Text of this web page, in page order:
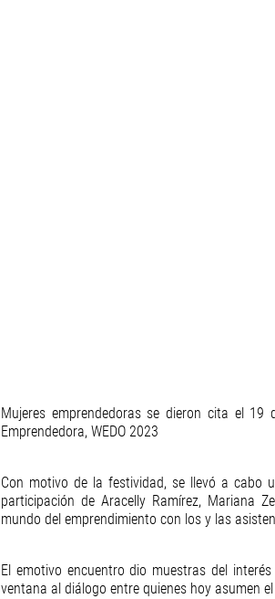
Mujeres emprendedoras se dieron cita el
Emprendedora, WEDO 2023
Con motivo de la festividad, se llevó a cabo
participación de Aracelly Ramírez, Mariana
mundo del emprendimiento con los y las
El emotivo encuentro dio muestras del
ventana al diálogo entre quienes hoy asumen